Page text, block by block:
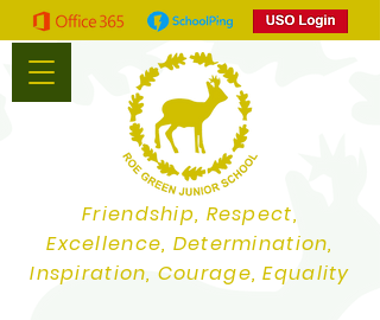
Friendship, Respect,
Excellence, Determination,
Inspiration, Courage, Equality